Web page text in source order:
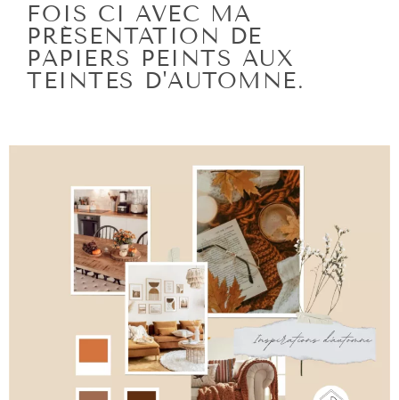
FOIS CI AVEC MA
PRÉSENTATION DE
PAPIERS PEINTS AUX
TEINTES D'AUTOMNE.